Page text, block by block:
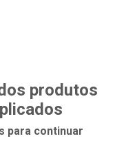
produtos
para continuar